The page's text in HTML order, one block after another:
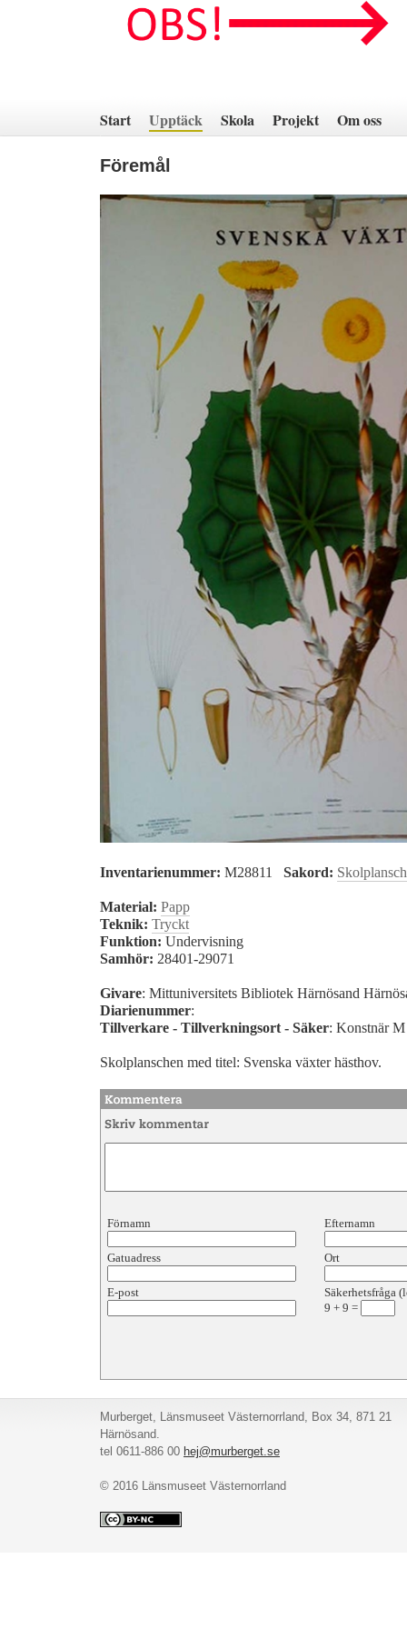
innehåll
Start Upptäck Skola Projekt Om oss
Föremål
Inventarienummer: M28811 Sakord: Skolplansch
Material: Papp
Teknik: Tryckt
Funktion: Undervisning
Samhör: 28401-29071
Givare: Mittuniversitets Bibliotek Härnösand
Diarienummer:
Tillverkare - Tillverkningsort - Säker: Konstnär
Skolplanschen med titel: Svenska växter hästhov.
Förnamn Efternamn
Gatuadress Ort
E-post
Säkerhetsfråga
9 + 9 =
Murberget, Länsmuseet Västernorrland, Box 34, 871 21
Härnösand.
tel 0611-886 00 hej@murberget.se
© 2016 Länsmuseet Västernorrland